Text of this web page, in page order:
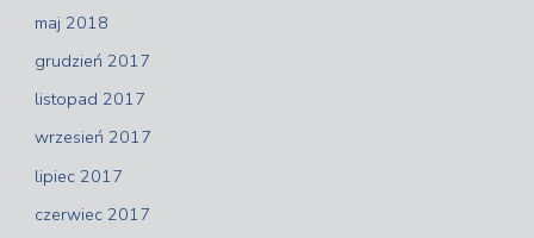
maj 2018
grudzień 2017
listopad 2017
wrzesień 2017
lipiec 2017
czerwiec 2017